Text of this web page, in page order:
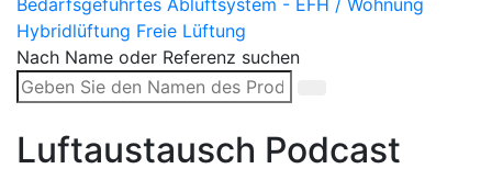
Hybridlüftung Freie Lüftung
Nach Name oder Referenz suchen
Luftaustausch Podcast